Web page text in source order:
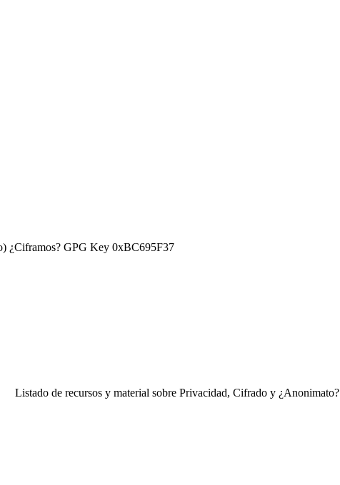
¿Ciframos? GPG Key 0xBC695F37
Listado de recursos y material sobre Privacidad, Cifrado y ¿Anonimato?